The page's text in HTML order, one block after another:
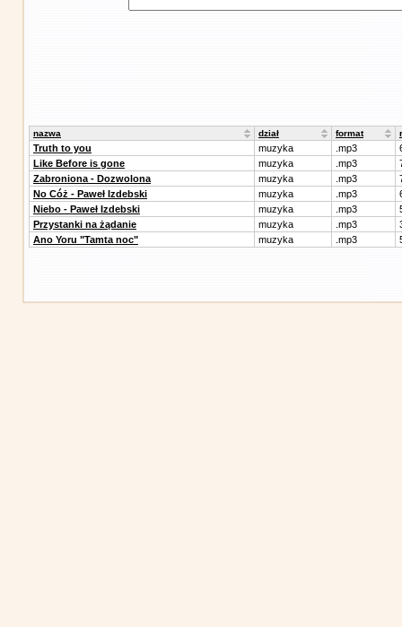
nazwa dział format
Truth to you muzyka .mp3
Like Before is gone
muzyka .mp3
Zabroniona - Dozwolona
muzyka .mp3
No Cóż - Paweł Izdebski
muzyka .mp3
Niebo - Paweł Izdebski
muzyka .mp3
Przystanki na żądanie
muzyka .mp3
Ano Yoru "Tamta noc"
muzyka .mp3